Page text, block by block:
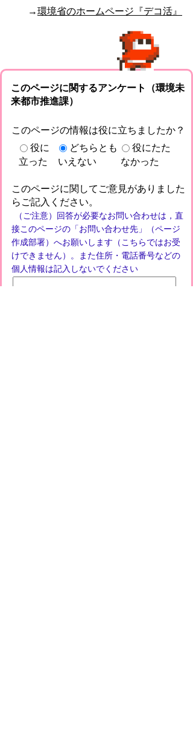
→環境省のホームページ『デコ活』
このページに関するアンケート（環境未
来都市推進課）
このページの情報は役に立ちましたか？
役に
立った
どちらとも
いえない
役にたた
なかった
このページに関してご意見がありました
らご記入ください。
（ご注意）回答が必要なお問い合わせは，直
接このページの「お問い合わせ先」（ページ
作成部署）へお願いします（こちらではお受
けできません）。また住所・電話番号などの
個人情報は記入しないでください